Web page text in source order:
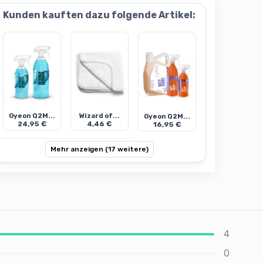
Kunden kauften dazu folgende Artikel:
Gyeon Q2M...
24,95 €
Wizard of...
4,46 €
Gyeon Q2M...
16,95 €
Mehr anzeigen (17 weitere)
4
0